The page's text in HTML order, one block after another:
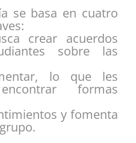
se basa en cuatro
crear acuerdos
sobre las
lo que les
formas
y fomenta